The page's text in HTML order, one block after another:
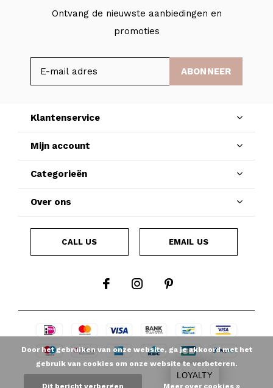
Ontvang de nieuwste aanbiedingen en
promoties
ABONNEER
Klantenservice
Mijn account
Categorieën
Over ons
CALL US EMAIL US
Door het gebruiken van onze website, ga je akkoord met het
gebruik van cookies om onze website te verbeteren.
Dit bericht verbergen Meer over cookies »
LOYALTY